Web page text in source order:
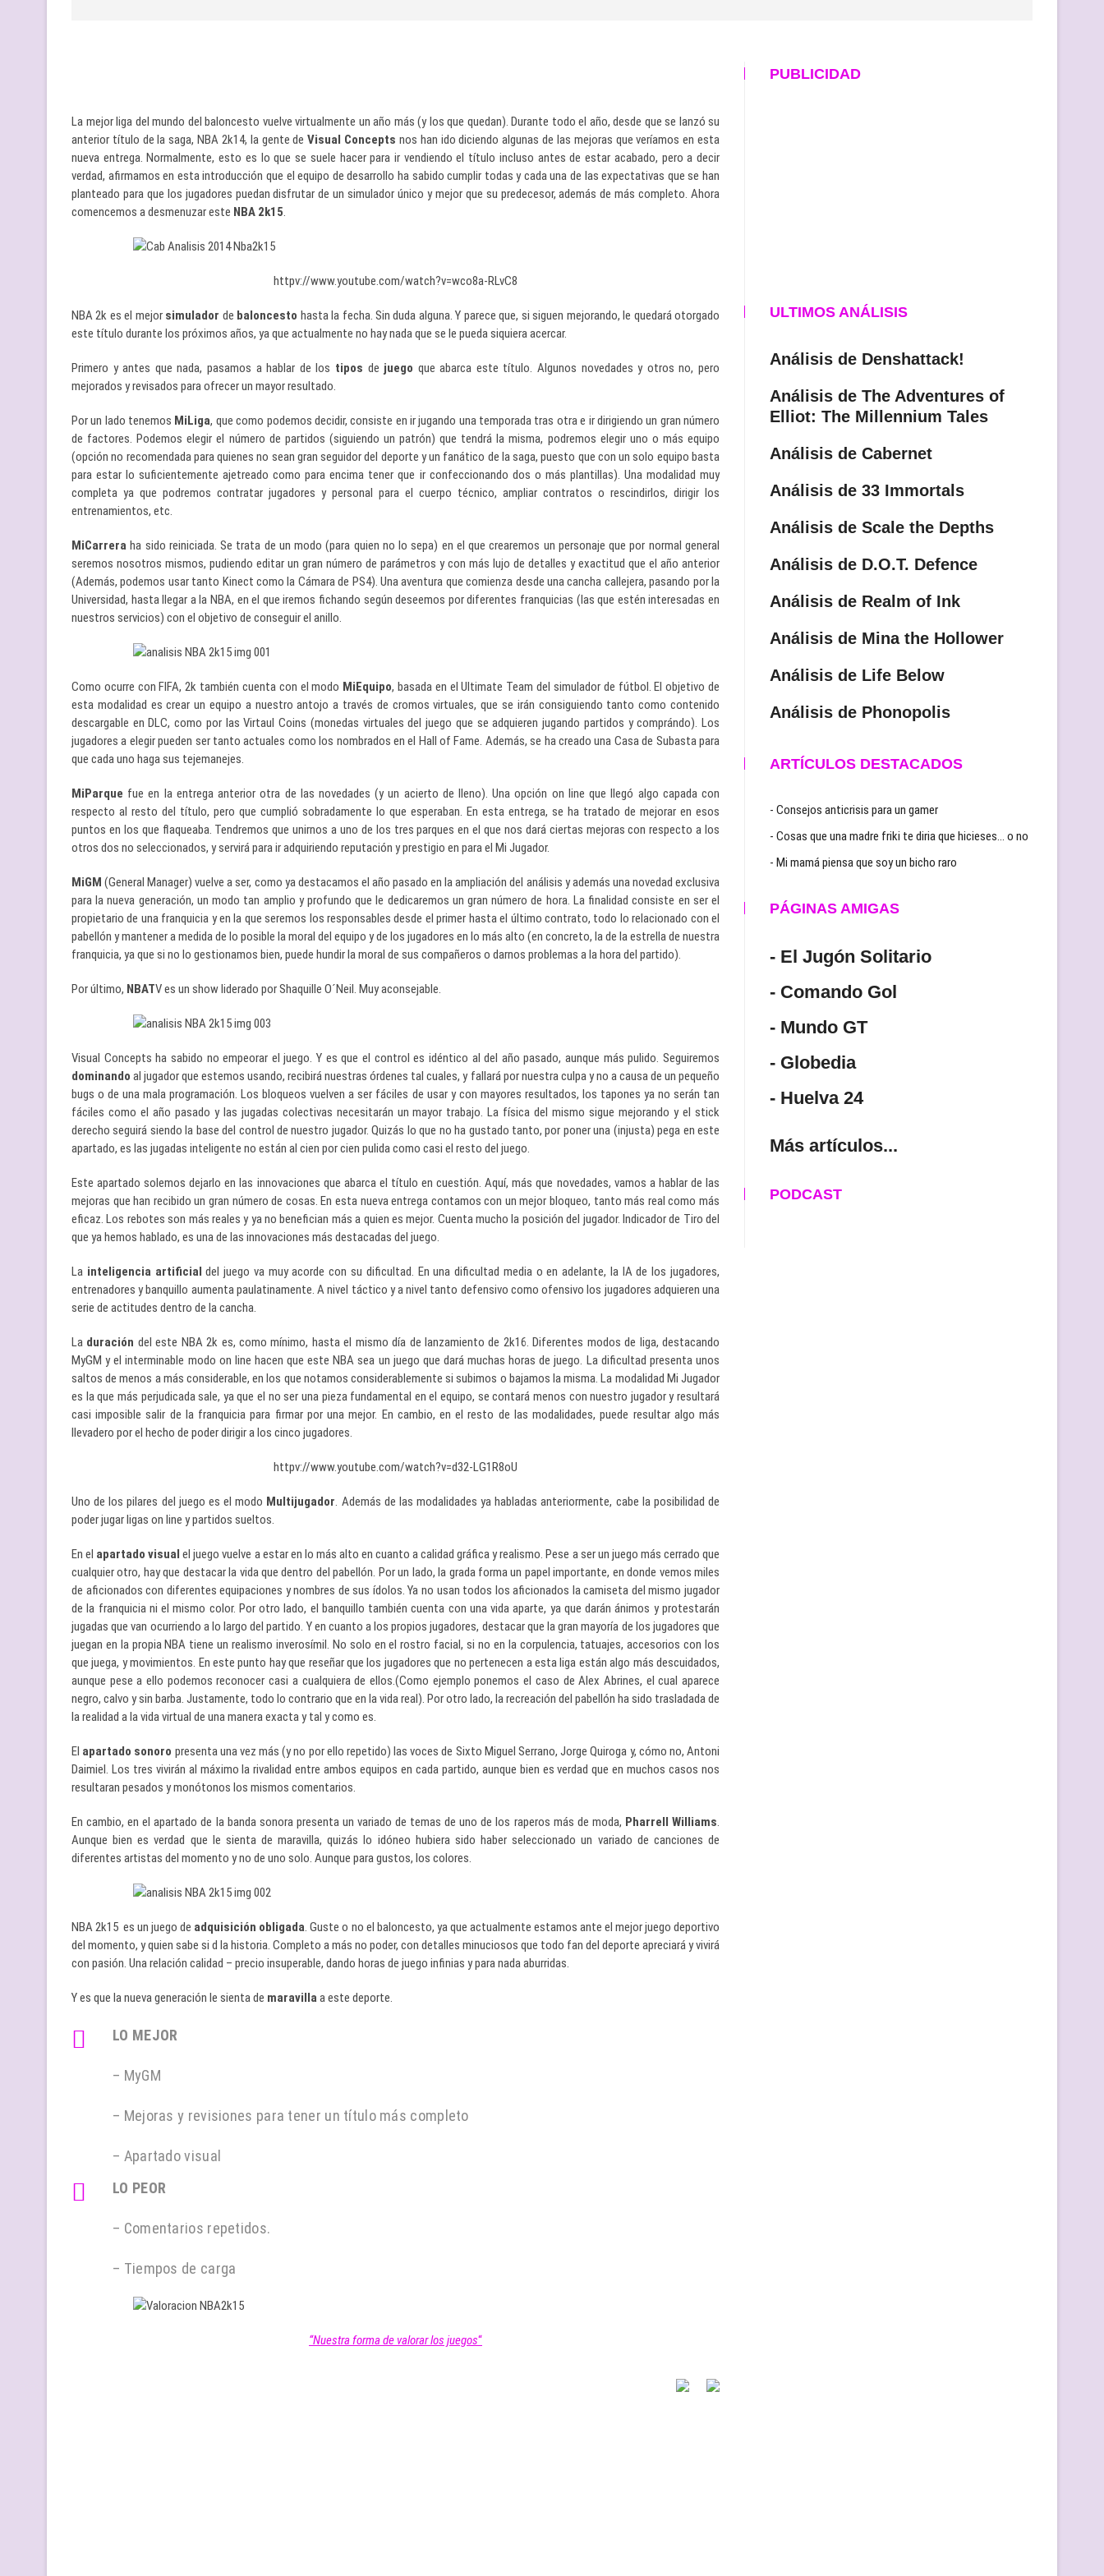
La mejor liga del mundo del baloncesto vuelve virtualmente un año más (y los que quedan). Durante todo el año, desde que se lanzó su
anterior título de la saga, NBA 2k14, la gente deVisual Concepts nos han ido diciendo algunas de las mejoras que veríamos en esta
nueva entrega. Normalmente, esto es lo que se suele hacer para ir vendiendo el título incluso antes de estar acabado, pero a decir
verdad, afirmamos en esta introducción que el equipo de desarrollo ha sabido cumplir todas y cada una de las expectativas que se han
planteado para que los jugadores puedan disfrutar de un simulador único y mejor que su predecesor, además de más completo. Ahora
comencemos a desmenuzar este NBA 2k15.
httpv://www.youtube.com/watch?v=wco8a-RLvC8
NBA 2k es el mejor simulador de baloncesto hasta la fecha. Sin duda alguna. Y parece que, si siguen mejorando, le quedará otorgado
este título durante los próximos años, ya que actualmente no hay nada que se le pueda siquiera acercar.
Primero y antes que nada, pasamos a hablar de los tipos de juego que abarca este título. Algunos novedades y otros no, pero
mejorados y revisados para ofrecer un mayor resultado.
Por un lado tenemos MiLiga, que como podemos decidir, consiste en ir jugando una temporada tras otra e ir dirigiendo un gran número
de factores. Podemos elegir el número de partidos (siguiendo un patrón) que tendrá la misma, podremos elegir uno o más equipo
(opción no recomendada para quienes no sean gran seguidor del deporte y un fanático de la saga, puesto que con un solo equipo basta
para estar lo suficientemente ajetreado como para encima tener que ir confeccionando dos o más plantillas). Una modalidad muy
completa ya que podremos contratar jugadores y personal para el cuerpo técnico, ampliar contratos o rescindirlos, dirigir los
entrenamientos, etc.
MiCarrera ha sido reiniciada. Se trata de un modo (para quien no lo sepa) en el que crearemos un personaje que por normal general
seremos nosotros mismos, pudiendo editar un gran número de parámetros y con más lujo de detalles y exactitud que el año anterior
(Además, podemos usar tanto Kinect como la Cámara de PS4). Una aventura que comienza desde una cancha callejera, pasando por la
Universidad, hasta llegar a la NBA, en el que iremos fichando según deseemos por diferentes franquicias (las que estén interesadas en
nuestros servicios) con el objetivo de conseguir el anillo.
Como ocurre con FIFA, 2k también cuenta con el modo MiEquipo, basada en el Ultimate Team del simulador de fútbol. El objetivo de
esta modalidad es crear un equipo a nuestro antojo a través de cromos virtuales, que se irán consiguiendo tanto como contenido
descargable en DLC, como por las Virtaul Coins (monedas virtuales del juego que se adquieren jugando partidos y comprándo). Los
jugadores a elegir pueden ser tanto actuales como los nombrados en el Hall of Fame. Además, se ha creado una Casa de Subasta para
que cada uno haga sus tejemanejes.
MiParque fue en la entrega anterior otra de las novedades (y un acierto de lleno). Una opción on line que llegó algo capada con
respecto al resto del título, pero que cumplió sobradamente lo que esperaban. En esta entrega, se ha tratado de mejorar en esos
puntos en los que flaqueaba. Tendremos que unirnos a uno de los tres parques en el que nos dará ciertas mejoras con respecto a los
otros dos no seleccionados, y servirá para ir adquiriendo reputación y prestigio en para el Mi Jugador.
MiGM (General Manager) vuelve a ser, como ya destacamos el año pasado en la ampliación del análisis y además una novedad exclusiva
para la nueva generación, un modo tan amplio y profundo que le dedicaremos un gran número de hora. La finalidad consiste en ser el
propietario de una franquicia y en la que seremos los responsables desde el primer hasta el último contrato, todo lo relacionado con el
pabellón y mantener a medida de lo posible la moral del equipo y de los jugadores en lo más alto (en concreto, la de la estrella de nuestra
franquicia, ya que si no lo gestionamos bien, puede hundir la moral de sus compañeros o darnos problemas a la hora del partido).
Por último, NBATV es un show liderado por Shaquille O´Neil. Muy aconsejable.
Visual Concepts ha sabido no empeorar el juego. Y es que el control es idéntico al del año pasado, aunque más pulido. Seguiremos
dominando al jugador que estemos usando, recibirá nuestras órdenes tal cuales, y fallará por nuestra culpa y no a causa de un pequeño
bugs o de una mala programación. Los bloqueos vuelven a ser fáciles de usar y con mayores resultados, los tapones ya no serán tan
fáciles como el año pasado y las jugadas colectivas necesitarán un mayor trabajo. La física del mismo sigue mejorando y el stick
derecho seguirá siendo la base del control de nuestro jugador. Quizás lo que no ha gustado tanto, por poner una (injusta) pega en este
apartado, es las jugadas inteligente no están al cien por cien pulida como casi el resto del juego.
Este apartado solemos dejarlo en las innovaciones que abarca el título en cuestión. Aquí, más que novedades, vamos a hablar de las
mejoras que han recibido un gran número de cosas. En esta nueva entrega contamos con un mejor bloqueo, tanto más real como más
eficaz. Los rebotes son más reales y ya no benefician más a quien es mejor. Cuenta mucho la posición del jugador. Indicador de Tiro del
que ya hemos hablado, es una de las innovaciones más destacadas del juego.
La inteligencia artificial del juego va muy acorde con su dificultad. En una dificultad media o en adelante, la IA de los jugadores,
entrenadores y banquillo aumenta paulatinamente. A nivel táctico y a nivel tanto defensivo como ofensivo los jugadores adquieren una
serie de actitudes dentro de la cancha.
La duración del este NBA 2k es, como mínimo, hasta el mismo día de lanzamiento de 2k16. Diferentes modos de liga, destacando
MyGM y el interminable modo on line hacen que este NBA sea un juego que dará muchas horas de juego. La dificultad presenta unos
saltos de menos a más considerable, en los que notamos considerablemente si subimos o bajamos la misma. La modalidad Mi Jugador
es la que más perjudicada sale, ya que el no ser una pieza fundamental en el equipo, se contará menos con nuestro jugador y resultará
casi imposible salir de la franquicia para firmar por una mejor. En cambio, en el resto de las modalidades, puede resultar algo más
llevadero por el hecho de poder dirigir a los cinco jugadores.
httpv://www.youtube.com/watch?v=d32-LG1R8oU
Uno de los pilares del juego es el modo Multijugador. Además de las modalidades ya habladas anteriormente, cabe la posibilidad de
poder jugar ligas on line y partidos sueltos.
En el apartado visual el juego vuelve a estar en lo más alto en cuanto a calidad gráfica y realismo. Pese a ser un juego más cerrado que
cualquier otro, hay que destacar la vida que dentro del pabellón. Por un lado, la grada forma un papel importante, en donde vemos miles
de aficionados con diferentes equipaciones y nombres de sus ídolos. Ya no usan todos los aficionados la camiseta del mismo jugador
de la franquicia ni el mismo color. Por otro lado, el banquillo también cuenta con una vida aparte, ya que darán ánimos y protestarán
jugadas que van ocurriendo a lo largo del partido. Y en cuanto a los propios jugadores, destacar que la gran mayoría de los jugadores que
juegan en la propia NBA tiene un realismo inverosímil. No solo en el rostro facial, si no en la corpulencia, tatuajes, accesorios con los
que juega, y movimientos. En este punto hay que reseñar que los jugadores que no pertenecen a esta liga están algo más descuidados,
aunque pese a ello podemos reconocer casi a cualquiera de ellos.(Como ejemplo ponemos el caso de Alex Abrines, el cual aparece
negro, calvo y sin barba. Justamente, todo lo contrario que en la vida real). Por otro lado, la recreación del pabellón ha sido trasladada de
la realidad a la vida virtual de una manera exacta y tal y como es.
El apartado sonoro presenta una vez más (y no por ello repetido) las voces de Sixto Miguel Serrano, Jorge Quiroga y, cómo no, Antoni
Daimiel. Los tres vivirán al máximo la rivalidad entre ambos equipos en cada partido, aunque bien es verdad que en muchos casos nos
resultaran pesados y monótonos los mismos comentarios.
En cambio, en el apartado de la banda sonora presenta un variado de temas de uno de los raperos más de moda, Pharrell Williams.
Aunque bien es verdad que le sienta de maravilla, quizás lo idóneo hubiera sido haber seleccionado un variado de canciones de
diferentes artistas del momento y no de uno solo. Aunque para gustos, los colores.
NBA 2k15 es un juego de adquisición obligada. Guste o no el baloncesto, ya que actualmente estamos ante el mejor juego deportivo
del momento, y quien sabe si d la historia. Completo a más no poder, con detalles minuciosos que todo fan del deporte apreciará y vivirá
con pasión. Una relación calidad – precio insuperable, dando horas de juego infinias y para nada aburridas.
Y es que la nueva generación le sienta de maravillaa este deporte.
LO MEJOR
– MyGM
– Mejoras y revisiones para tener un título más completo
– Apartado visual
LO PEOR
– Comentarios repetidos.
– Tiempos de carga
“Nuestra forma de valorar los juegos“
PUBLICIDAD
ULTIMOS ANÁLISIS
Análisis de Denshattack!
Análisis de The Adventures of
Elliot: The Millennium Tales
Análisis de Cabernet
Análisis de 33 Immortals
Análisis de Scale the Depths
Análisis de D.O.T. Defence
Análisis de Realm of Ink
Análisis de Mina the Hollower
Análisis de Life Below
Análisis de Phonopolis
ARTÍCULOS DESTACADOS
- Consejos anticrisis para un gamer
- Cosas que una madre friki te diria que hicieses… o no
- Mi mamá piensa que soy un bicho raro
PÁGINAS AMIGAS
- El Jugón Solitario
- Comando Gol
- Mundo GT
- Globedia
- Huelva 24
Más artículos...
PODCAST